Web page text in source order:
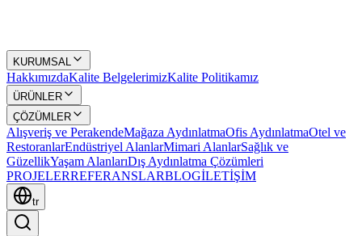
KURUMSAL
HakkımızdaKalite BelgelerimizKalite Politikamız
ÜRÜNLER
ÇÖZÜMLER
Alışveriş ve PerakendeMağaza AydınlatmaOfis AydınlatmaOtel ve
RestoranlarEndüstriyel AlanlarMimari AlanlarSağlık ve
GüzellikYaşam AlanlarıDış Aydınlatma Çözümleri
PROJELERREFERANSLARBLOGİLETİŞİM
tr